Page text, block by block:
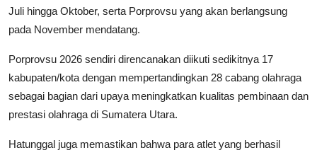
Juli hingga Oktober, serta Porprovsu yang akan berlangsung
pada November mendatang.
Porprovsu 2026 sendiri direncanakan diikuti sedikitnya 17
kabupaten/kota dengan mempertandingkan 28 cabang olahraga
sebagai bagian dari upaya meningkatkan kualitas pembinaan dan
prestasi olahraga di Sumatera Utara.
Hatunggal juga memastikan bahwa para atlet yang berhasil